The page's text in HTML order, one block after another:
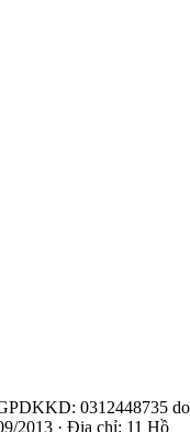
0312448735 do
2013 · Địa chỉ: 11 Hồ